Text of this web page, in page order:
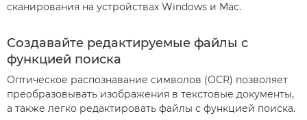
сканирования на устройствах Windows и Mac.
Создавайте редактируемые файлы с
функцией поиска
Оптическое распознавание символов (OCR) позволяет
преобразовывать изображения в текстовые документы,
а также легко редактировать файлы с функцией поиска.